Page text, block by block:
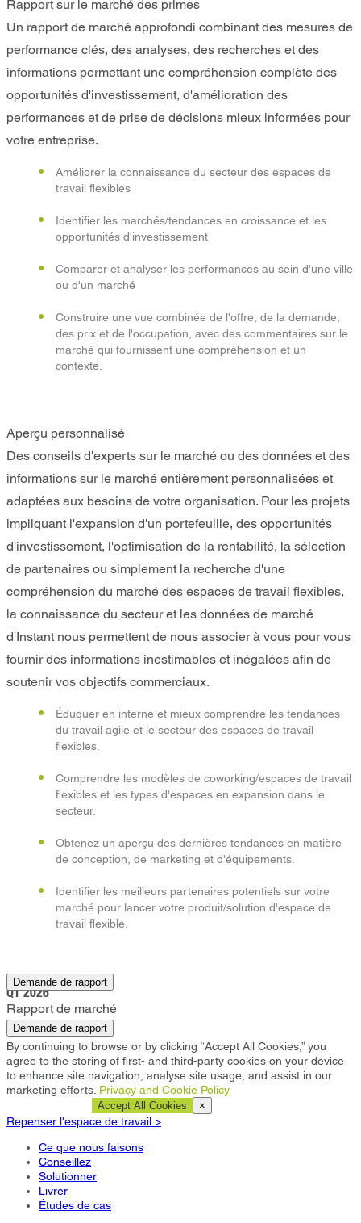
Rapport sur le marché des primes
Un rapport de marché approfondi combinant des mesures de
performance clés, des analyses, des recherches et des
informations permettant une compréhension complète des
opportunités d'investissement, d'amélioration des
performances et de prise de décisions mieux informées pour
votre entreprise.
Améliorer la connaissance du secteur des espaces de
travail flexibles
Identifier les marchés/tendances en croissance et les
opportunités d'investissement
Comparer et analyser les performances au sein d'une ville
ou d'un marché
Construire une vue combinée de l'offre, de la demande,
des prix et de l'occupation, avec des commentaires sur le
marché qui fournissent une compréhension et un
contexte.
Aperçu personnalisé
Des conseils d'experts sur le marché ou des données et des
informations sur le marché entièrement personnalisées et
adaptées aux besoins de votre organisation. Pour les projets
impliquant l'expansion d'un portefeuille, des opportunités
d'investissement, l'optimisation de la rentabilité, la sélection
de partenaires ou simplement la recherche d'une
compréhension du marché des espaces de travail flexibles,
la connaissance du secteur et les données de marché
d'Instant nous permettent de nous associer à vous pour vous
fournir des informations inestimables et inégalées afin de
soutenir vos objectifs commerciaux.
Éduquer en interne et mieux comprendre les tendances
du travail agile et le secteur des espaces de travail
flexibles.
Comprendre les modèles de coworking/espaces de travail
flexibles et les types d'espaces en expansion dans le
secteur.
Obtenez un aperçu des dernières tendances en matière
de conception, de marketing et d'équipements.
Identifier les meilleurs partenaires potentiels sur votre
marché pour lancer votre produit/solution d'espace de
travail flexible.
Demande de rapport
Albuquerque
Q1 2026
Rapport de marché
Demande de rapport
By continuing to browse or by clicking “Accept All Cookies,” you
agree to the storing of first- and third-party cookies on your device
to enhance site navigation, analyse site usage, and assist in our
marketing efforts. Privacy and Cookie Policy
Accept All Cookies ×
Repenser l'espace de travail >
Ce que nous faisons
Conseillez
Solutionner
Livrer
Études de cas